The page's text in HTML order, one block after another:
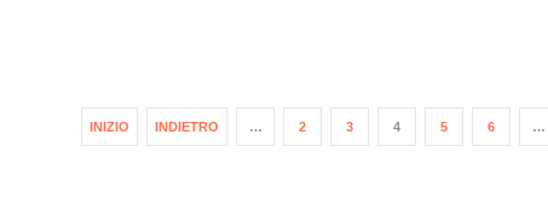
INIZIO INDIETRO … 2 3 4 5 6 …